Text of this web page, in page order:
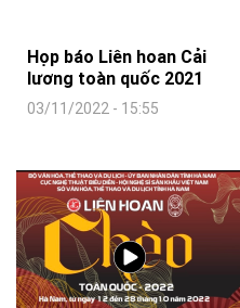
Họp báo Liên hoan Cải
lương toàn quốc 2021
03/11/2022 - 15:55